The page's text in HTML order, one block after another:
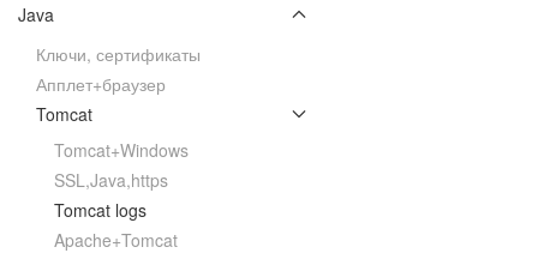
Java
Ключи, сертификаты
Апплет+браузер
Tomcat
Tomcat+Windows
SSL,Java,https
Tomcat logs
Apache+Tomcat